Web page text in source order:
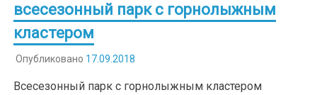
всесезонный парк с горнолыжным
кластером
Опубликовано 17.09.2018
Всесезонный парк с горнолыжным кластером